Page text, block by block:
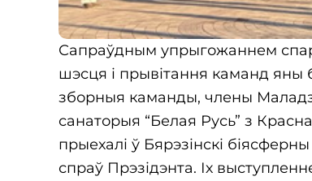
Сапраўдным упрыгожаннем
шэсця і прывітання каманд яны
зборныя каманды, члены
санаторыя “Белая Русь” з
прыехалі ў Бярэзінскі
спраў Прэзідэнта. Іх